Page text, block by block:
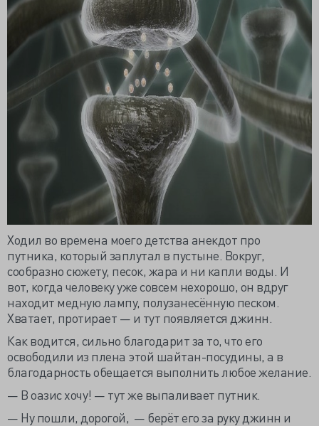
Ходил во времена моего детства анекдот про
путника, который заплутал в пустыне. Вокруг,
сообразно сюжету, песок, жара и ни капли воды. И
вот, когда человеку уже совсем нехорошо, он вдруг
находит медную лампу, полузанесённую песком.
Хватает, протирает — и тут появляется джинн.
Как водится, сильно благодарит за то, что его
освободили из плена этой шайтан-посудины, а в
благодарность обещается выполнить любое желание.
— В оазис хочу! — тут же выпаливает путник.
— Ну пошли, дорогой, — берёт его за руку джинн и